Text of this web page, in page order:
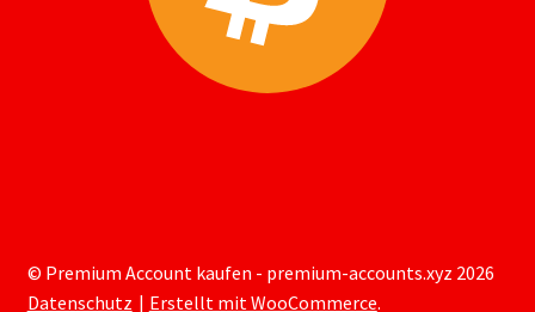
© Premium Account kaufen - premium-accounts.xyz 2026
Datenschutz
Erstellt mit WooCommerce.